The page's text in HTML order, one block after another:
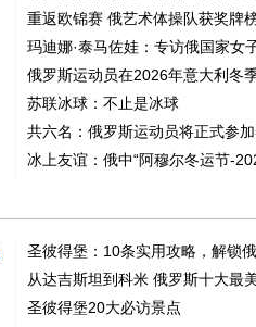
重返欧锦赛 俄艺术体操队获奖牌
玛迪娜·泰马佐娃：专访俄国家女
俄罗斯运动员在2026年意大利冬
苏联冰球：不止是冰球
共六名：俄罗斯运动员将正式参
冰上友谊：俄中“阿穆尔冬运节-
圣彼得堡：10条实用攻略，解锁
从达吉斯坦到科米 俄罗斯十大最
圣彼得堡20大必访景点